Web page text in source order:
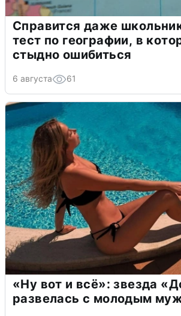
Справится даже
тест по географии, в
стыдно ошибиться
6 августа 61
«Ну вот и всё»: звезда
развелась с молодым